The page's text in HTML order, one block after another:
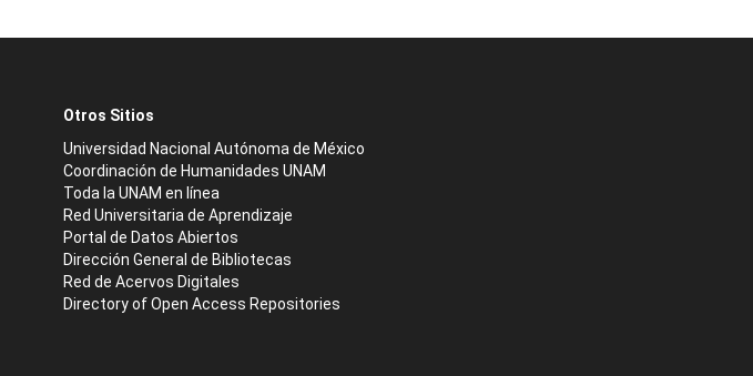
Otros Sitios
Universidad Nacional Autónoma de México
Coordinación de Humanidades UNAM
Toda la UNAM en línea
Red Universitaria de Aprendizaje
Portal de Datos Abiertos
Dirección General de Bibliotecas
Red de Acervos Digitales
Directory of Open Access Repositories